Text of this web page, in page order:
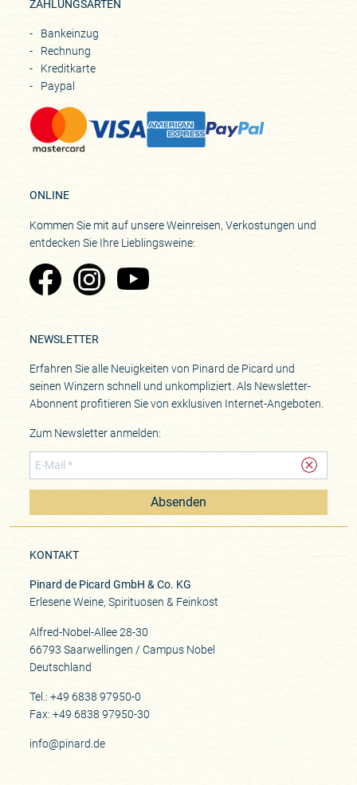
ZAHLUNGSARTEN
Bankeinzug
Rechnung
Kreditkarte
Paypal
ONLINE
Kommen Sie mit auf unsere Weinreisen, Verkostungen und
entdecken Sie Ihre Lieblingsweine:
Zu Pinard's Facebook-Seite
Zu Pinard's Instagram-Seite
Zu Pinard's YouTube-Seite
NEWSLETTER
Erfahren Sie alle Neuigkeiten von Pinard de Picard und
seinen Winzern schnell und unkompliziert. Als Newsletter-
Abonnent profitieren Sie von exklusiven Internet-Angeboten.
Zum Newsletter anmelden:
Absenden
KONTAKT
Pinard de Picard GmbH & Co. KG
Erlesene Weine, Spirituosen & Feinkost
Alfred-Nobel-Allee 28-30
66793 Saarwellingen / Campus Nobel
Deutschland
Tel.: +49 6838 97950-0
Fax: +49 6838 97950-30
info@pinard.de